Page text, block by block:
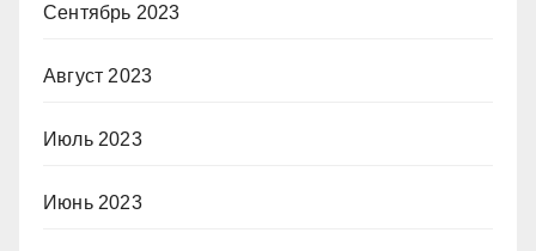
Сентябрь 2023
Август 2023
Июль 2023
Июнь 2023